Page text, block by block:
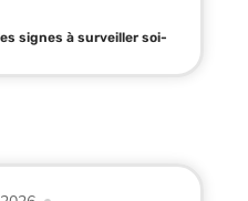
signes à surveiller soi-